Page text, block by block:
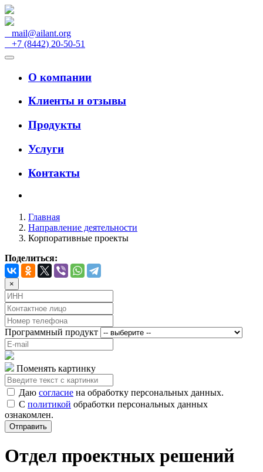
mail@ailant.org
+7 (8442) 20-50-51
О компании
Клиенты и отзывы
Продукты
Услуги
Контакты
Главная
Направление деятельности
Корпоративные проекты
Поделиться:
×
Программный продукт
Поменять картинку
Даю согласие на обработку персональных данных.
С политикой обработки персональных данных
ознакомлен.
Отправить
Отдел проектных решений